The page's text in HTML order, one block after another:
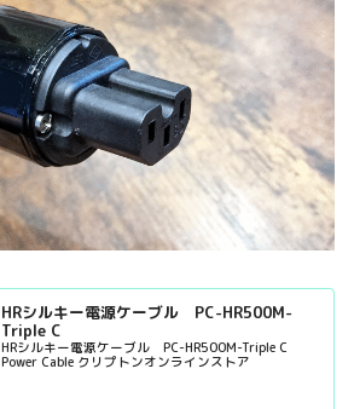
HRシルキー電源ケーブル PC-HR500M-
Triple C
HRシルキー電源ケーブル PC-HR500M-Triple C
Power Cable クリプトンオンラインストア